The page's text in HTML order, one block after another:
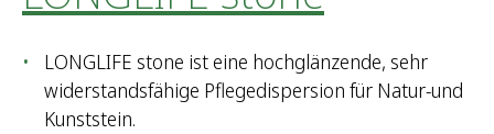
LONGLIFE stone ist eine hochglänzende, sehr
widerstandsfähige Pflegedispersion für Natur-und
Kunststein.